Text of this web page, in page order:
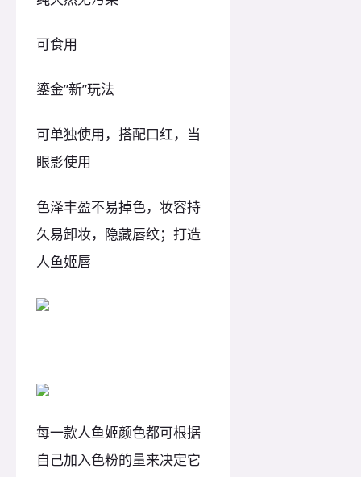
可食用
鎏金”新”玩法
可单独使用，搭配口红，当
眼影使用
色泽丰盈不易掉色，妆容持
久易卸妆，隐藏唇纹；打造
人鱼姬唇
每一款人鱼姬颜色都可根据
自己加入色粉的量来决定它